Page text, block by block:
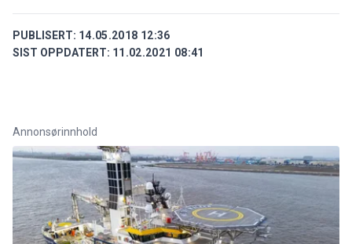
PUBLISERT: 14.05.2018 12:36
SIST OPPDATERT: 11.02.2021 08:41
Annonsørinnhold